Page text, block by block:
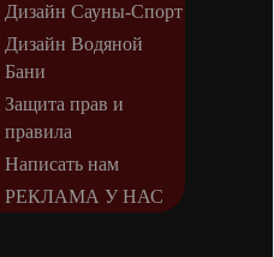
Дизайн Сауны-Спорт
Дизайн Водяной
Бани
Защита прав и
правила
Написать нам
РЕКЛАМА У НАС